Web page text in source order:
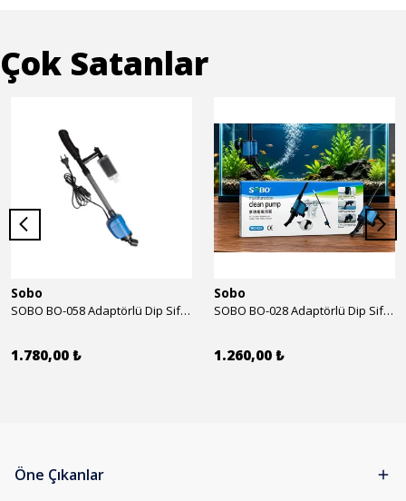
Çok Satanlar
Sobo
SOBO BO-058 Adaptörlü Dip Sifonu 2000 Lth 32 W
1.780,00 ₺
Sobo
SOBO BO-028 Adaptörlü Dip Sifonu 1700 Lth 28 W
1.260,00 ₺
Öne Çıkanlar